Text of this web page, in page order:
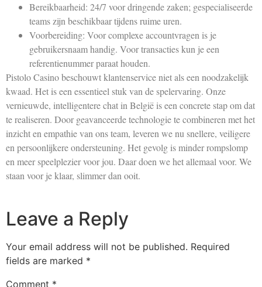
Bereikbaarheid: 24/7 voor dringende zaken; gespecialiseerde
teams zijn beschikbaar tijdens ruime uren.
Voorbereiding: Voor complexe accountvragen is je
gebruikersnaam handig. Voor transacties kun je een
referentienummer paraat houden.
Pistolo Casino beschouwt klantenservice niet als een noodzakelijk
kwaad. Het is een essentieel stuk van de spelervaring. Onze
vernieuwde, intelligentere chat in België is een concrete stap om dat
te realiseren. Door geavanceerde technologie te combineren met het
inzicht en empathie van ons team, leveren we nu snellere, veiligere
en persoonlijkere ondersteuning. Het gevolg is minder rompslomp
en meer speelplezier voor jou. Daar doen we het allemaal voor. We
staan voor je klaar, slimmer dan ooit.
Leave a Reply
Your email address will not be published. Required
fields are marked *
Comment *